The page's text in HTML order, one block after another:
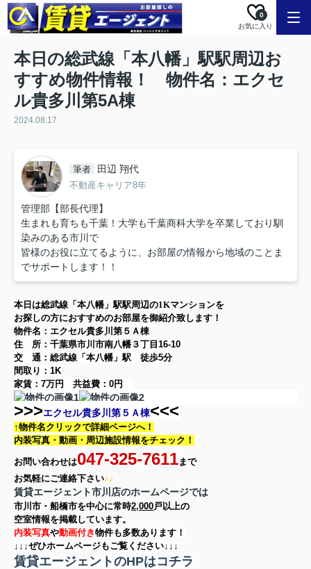
お気に入り
0
本日の総武線「本八幡」駅駅周辺お
すすめ物件情報！ 物件名：エクセ
ル貴多川第5A棟
2024.08.17
筆者 田辺 翔代
不動産キャリア8年
管理部【部長代理】
生まれも育ちも千葉！大学も千葉商科大学を卒業しており馴
染みのある市川で
皆様のお役に立てるように、お部屋の情報から地域のことま
でサポートします！！
本日は総武線「本八幡」駅駅周辺の1Kマンションを
お探しの方におすすめのお部屋を御紹介致します！
物件名：エクセル貴多川第５Ａ棟
住 所： 千葉県市川市南八幡３丁目16-10
交 通：総武線「本八幡」駅 徒歩5分
間取り： 1K
家賃： 7万円 共益費： 0円
>>>エクセル貴多川第５Ａ棟<<<
↑物件名クリックで詳細ページへ！
内装写真・動画・ 周辺施設情報をチェック！
お問い合わせは047-325-7611まで
お気軽にご連絡下さい♪♪
賃貸エージェント市川店のホームページでは
市川市・船橋市を中心に常時2,000戸以上の
空室情報を掲載しています。
内装写真や動画付き物件も多数あります！
↓↓↓ぜひホームページもご覧ください↓↓↓
賃貸エージェントのHPはコチラ